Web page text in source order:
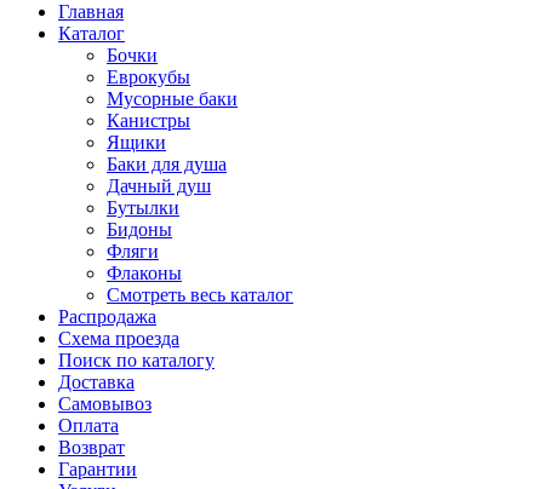
Главная
Каталог
Бочки
Еврокубы
Мусорные баки
Канистры
Ящики
Баки для душа
Дачный душ
Бутылки
Бидоны
Фляги
Флаконы
Смотреть весь каталог
Распродажа
Схема проезда
Поиск по каталогу
Доставка
Самовывоз
Оплата
Возврат
Гарантии